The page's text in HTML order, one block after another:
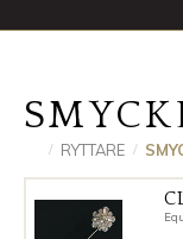
RYTTARE